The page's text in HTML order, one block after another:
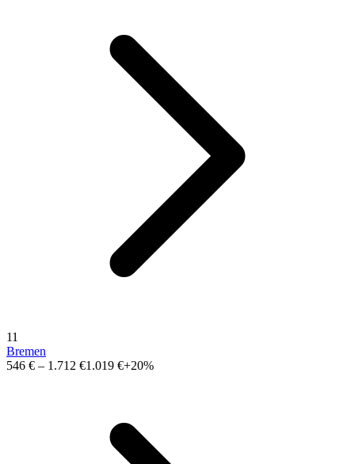
11
Bremen
546 € – 1.712 €1.019 €+20%